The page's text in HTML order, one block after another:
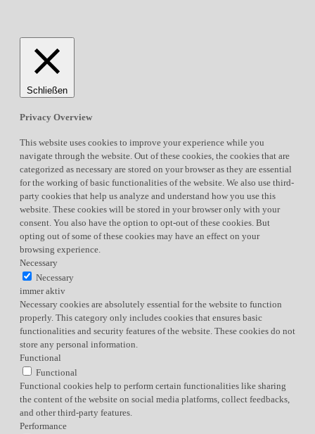
Schließen
Privacy Overview
This website uses cookies to improve your experience while you
navigate through the website. Out of these cookies, the cookies that are
categorized as necessary are stored on your browser as they are essential
for the working of basic functionalities of the website. We also use third-
party cookies that help us analyze and understand how you use this
website. These cookies will be stored in your browser only with your
consent. You also have the option to opt-out of these cookies. But
opting out of some of these cookies may have an effect on your
browsing experience.
Necessary
Necessary
immer aktiv
Necessary cookies are absolutely essential for the website to function
properly. This category only includes cookies that ensures basic
functionalities and security features of the website. These cookies do not
store any personal information.
Functional
Functional
Functional cookies help to perform certain functionalities like sharing
the content of the website on social media platforms, collect feedbacks,
and other third-party features.
Performance